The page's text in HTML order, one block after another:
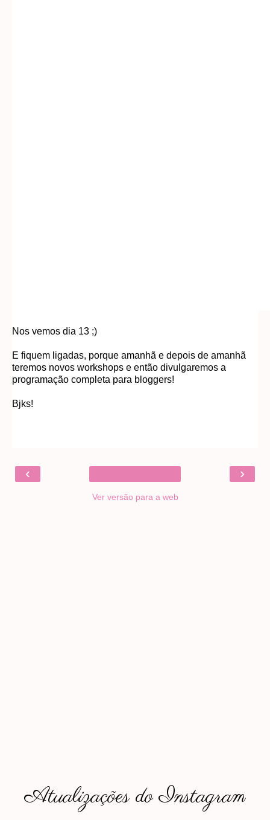
Nos vemos dia 13 ;)
E fiquem ligadas, porque amanhã e depois de amanhã
teremos novos workshops e então divulgaremos a
programação completa para bloggers!
Bjks!
‹ ›
Ver versão para a web
Atualizações do Instagram